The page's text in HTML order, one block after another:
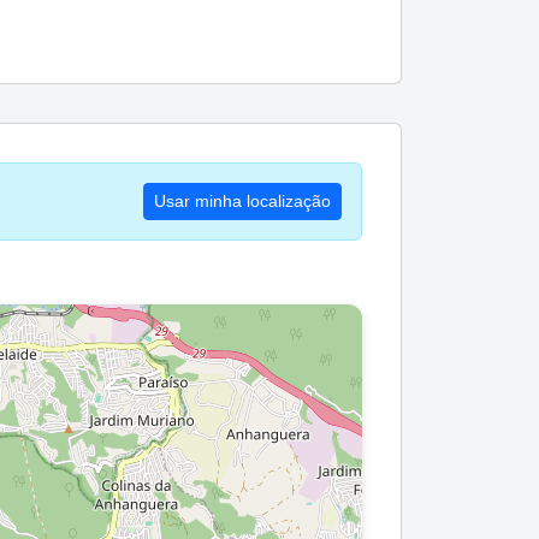
Usar minha localização